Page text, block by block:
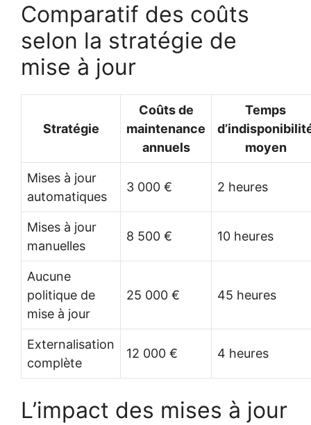
Comparatif des coûts
selon la stratégie de
mise à jour
Stratégie
Coûts de
maintenance
annuels
Temps
moyen
Mises à jour
automatiques
3 000 € 2 heures
Mises à jour
manuelles
8 500 € 10 heures
Aucune
politique de
mise à jour
25 000 € 45 heures
Externalisation
complète
12 000 € 4 heures
L’impact des mises à jour